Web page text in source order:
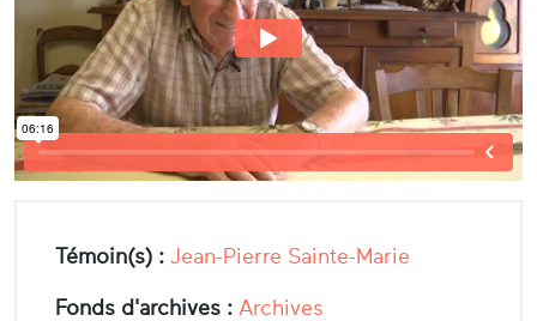
Témoin(s) : Jean-Pierre Sainte-Marie
Fonds d'archives : Archives